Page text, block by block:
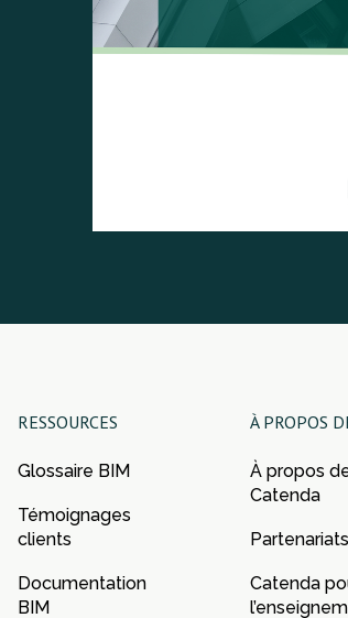
RESSOURCES
Glossaire BIM
Témoignages
clients
Documentation
BIM
À PROPOS
À propos
Catenda
Partenariats
Catenda